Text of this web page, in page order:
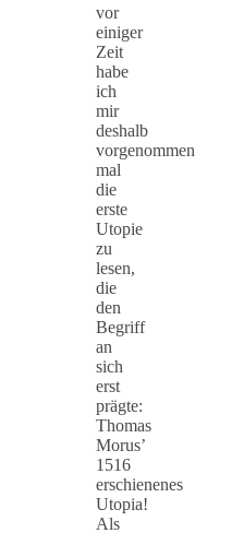
vor
einiger
Zeit
habe
ich
mir
deshalb
vorgenommen
mal
die
erste
Utopie
zu
lesen,
die
den
Begriff
an
sich
erst
prägte:
Thomas
Morus’
1516
erschienenes
Utopia!
Als